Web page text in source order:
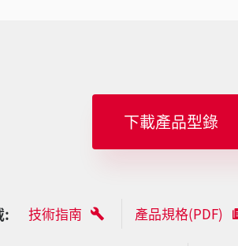
下載產品型錄
: 技術指南 產品規格(PDF)